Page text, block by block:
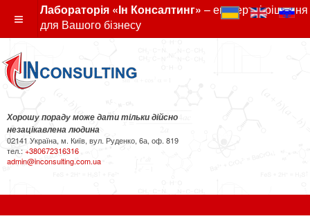
Лабораторія «Ін Консалтинг» – експертні рішення
для Вашого бізнесу
Хорошу пораду може дати тільки дійсно
незацікавлена людина
02141 Україна, м. Київ, вул. Руденко, 6а, оф. 819
тел.: +380672316316
admin@inconsulting.com.ua